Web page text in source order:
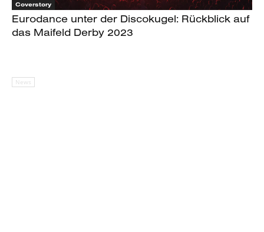
Coverstory
Eurodance unter der Discokugel: Rückblick auf
das Maifeld Derby 2023